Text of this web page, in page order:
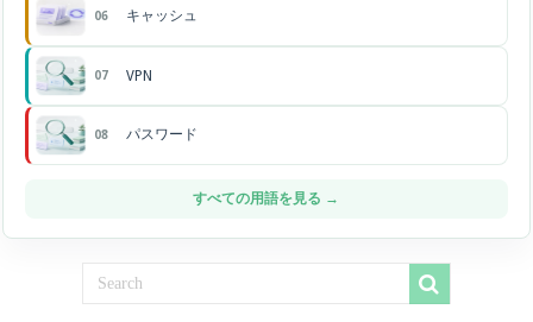
06 キャッシュ
07 VPN
08 パスワード
すべての用語を見る →